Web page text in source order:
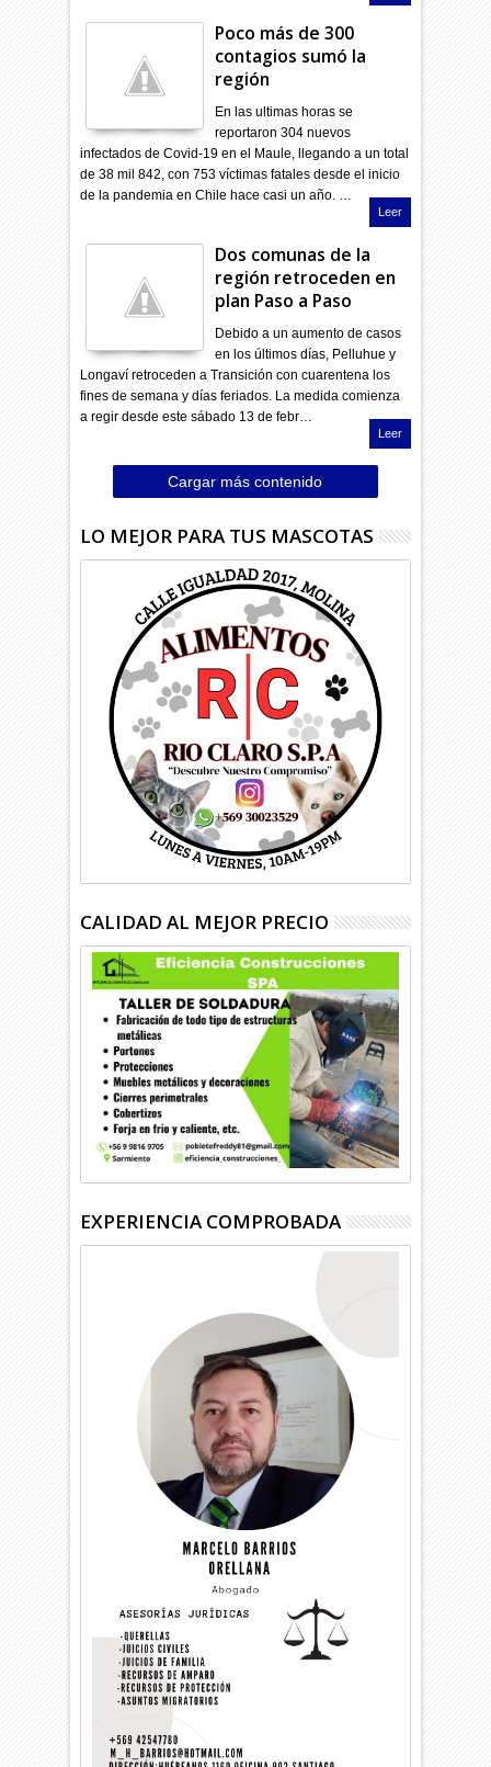
Poco más de 300
contagios sumó la
región
En las ultimas horas se
reportaron 304 nuevos
infectados de Covid-19 en el Maule, llegando a un total
de 38 mil 842, con 753 víctimas fatales desde el inicio
de la pandemia en Chile hace casi un año. …
Leer
Dos comunas de la
región retroceden en
plan Paso a Paso
Debido a un aumento de casos
en los últimos días, Pelluhue y
Longaví retroceden a Transición con cuarentena los
fines de semana y días feriados. La medida comienza
a regir desde este sábado 13 de febr…
Leer
Cargar más contenido
LO MEJOR PARA TUS MASCOTAS
CALIDAD AL MEJOR PRECIO
EXPERIENCIA COMPROBADA